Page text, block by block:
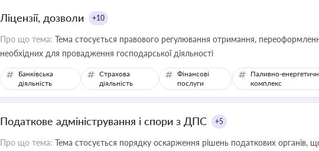
Ліцензії, дозволи +10
Про що тема: Тема стосується правового регулювання отримання,
необхідних для провадження господарської діяльності
Банківська
діяльність
Страхова
діяльність
Фінансові
послуги
Паливно-
комплекс
Податкове адміністрування і спори з ДПС +5
Про що тема: Тема стосується порядку оскарження рішень податкових органів,